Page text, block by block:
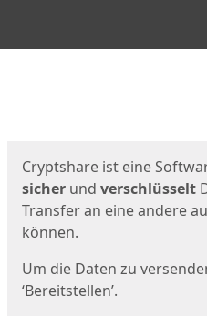
Cryptshare ist eine
sicher und verschlüsselt
Transfer an eine andere
können.
Um die Daten zu
‘Bereitstellen’.